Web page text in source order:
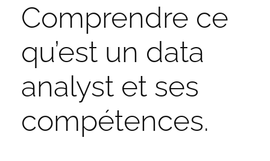
Comprendre ce
qu’est un data
analyst et ses
compétences.